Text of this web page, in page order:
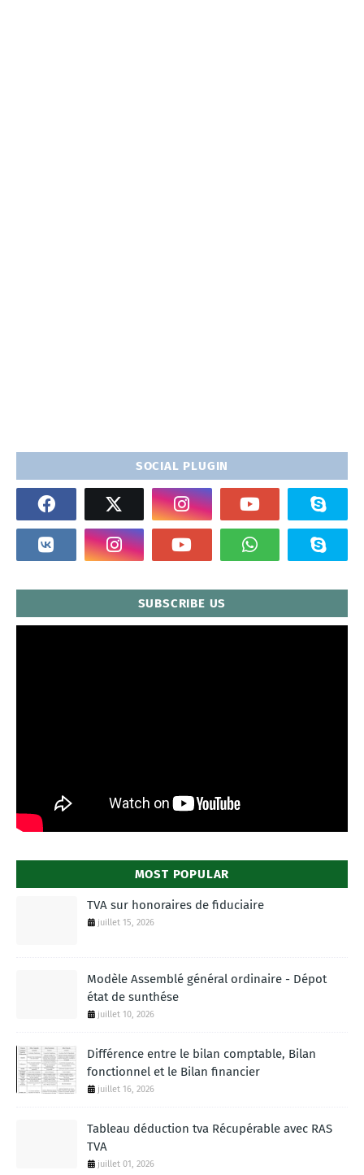
SOCIAL PLUGIN
SUBSCRIBE US
MOST POPULAR
TVA sur honoraires de fiduciaire
juillet 15, 2026
Modèle Assemblé général ordinaire - Dépot
état de sunthése
juillet 10, 2026
Différence entre le bilan comptable, Bilan
fonctionnel et le Bilan financier
juillet 16, 2026
Tableau déduction tva Récupérable avec RAS
TVA
juillet 01, 2026